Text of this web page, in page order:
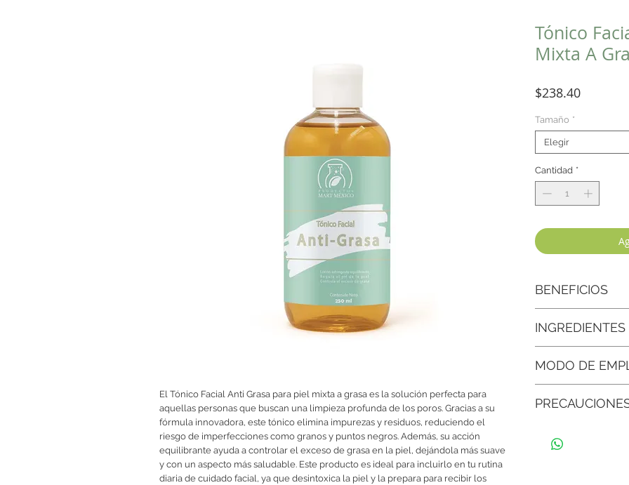
El Tónico Facial Anti Grasa para piel mixta a grasa es la solución perfecta para
aquellas personas que buscan una limpieza profunda de los poros. Gracias a su
fórmula innovadora, este tónico elimina impurezas y residuos, reduciendo el
riesgo de imperfecciones como granos y puntos negros. Además, su acción
equilibrante ayuda a controlar el exceso de grasa en la piel, dejándola más suave
y con un aspecto más saludable. Este producto es ideal para incluirlo en tu rutina
diaria de cuidado facial, ya que desintoxica la piel y la prepara para recibir los
Tónico
Mixta A
$238.40Precio
Tamaño *
Elegir
Cantidad *
BENEFICIOS
sebácea, evitando la
• Limpieza profunda
residuos, reduciendo
• Prepara la piel para
INGREDIENTES
Metionato de Zinc,
Elastina Hidrolizada,
Conservador Libre de
MODO DE
piel limpia en el
del envase bien